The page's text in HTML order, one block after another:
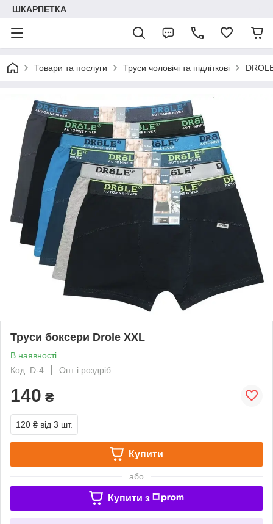
ШКАРПЕТКА
Товари та послуги Труси чоловічі та підліткові
Труси боксери Drole XXL
В наявності
Код: D-4
Опт і роздріб
140 ₴
120 ₴ від 3 шт.
Купити
або
Купити з